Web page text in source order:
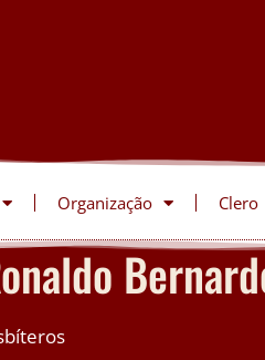
Organização Clero